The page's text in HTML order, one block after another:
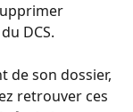
DCS.
de son dossier,
retrouver ces